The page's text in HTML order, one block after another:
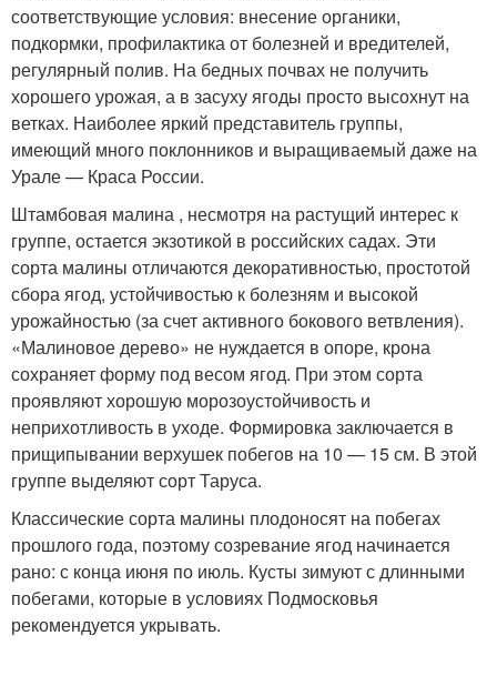
соответствующие условия: внесение органики,
подкормки, профилактика от болезней и вредителей,
регулярный полив. На бедных почвах не получить
хорошего урожая, а в засуху ягоды просто высохнут на
ветках. Наиболее яркий представитель группы,
имеющий много поклонников и выращиваемый даже на
Урале — Краса России.
Штамбовая малина , несмотря на растущий интерес к
группе, остается экзотикой в российских садах. Эти
сорта малины отличаются декоративностью, простотой
сбора ягод, устойчивостью к болезням и высокой
урожайностью (за счет активного бокового ветвления).
«Малиновое дерево» не нуждается в опоре, крона
сохраняет форму под весом ягод. При этом сорта
проявляют хорошую морозоустойчивость и
неприхотливость в уходе. Формировка заключается в
прищипывании верхушек побегов на 10 — 15 см. В этой
группе выделяют сорт Таруса.
Классические сорта малины плодоносят на побегах
прошлого года, поэтому созревание ягод начинается
рано: с конца июня по июль. Кусты зимуют с длинными
побегами, которые в условиях Подмосковья
рекомендуется укрывать.